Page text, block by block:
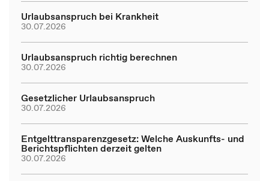
Urlaubsanspruch bei Krankheit
30.07.2026
Urlaubsanspruch richtig berechnen
30.07.2026
Gesetzlicher Urlaubsanspruch
30.07.2026
Entgelttransparenzgesetz: Welche Auskunfts- und
Berichtspflichten derzeit gelten
30.07.2026